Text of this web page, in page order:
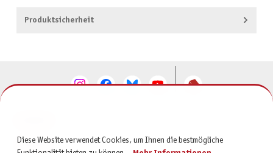
Produktsicherheit
SERVICE
Diese Website verwendet Cookies, um Ihnen die bestmögliche